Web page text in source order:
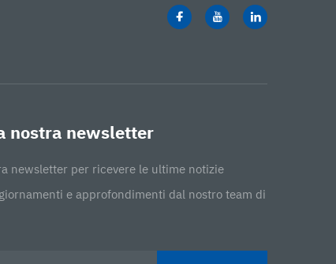
nostra newsletter
newsletter per ricevere le ultime notizie
e approfondimenti dal nostro team di